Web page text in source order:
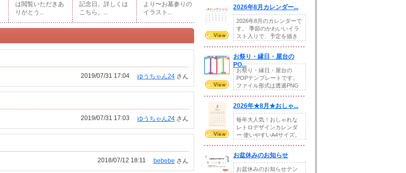
は閲覧いただきあ
りがとう...
記念日。詳しくは
こちら。...
より〜お墓参りの
イラスト...
ゆうちゃん24 さん
2019/07/31 17:04
ゆうちゃん24 さん
2019/07/31 17:03
bebebe さん
2018/07/12 18:11
2026年8月カレンダー...
2026年8月のカレンダーで
す。 季節のかわいいイラ
スト入りで、予定を描き
お祭り・縁日・屋台の
PO...
お祭り・縁日・屋台の
POPテンプレートです。
ファイル形式は透過PNG
2026年★8月★おしゃ...
毎年大人気！おしゃれな
レトロデザインカレンダ
ー 使いやすいA4サイズ。
お盆休みのお知らせ
お盆休みのお知らせテン